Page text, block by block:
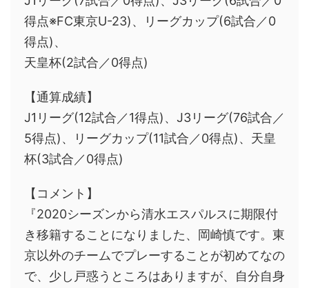
得点※FC東京U-23)、リーグカップ(6試合／0
得点)、
天皇杯(2試合／0得点)
【通算成績】
J1リーグ(12試合／1得点)、J3リーグ(76試合／
5得点)、リーグカップ(11試合／0得点)、天皇
杯(3試合／0得点)
【コメント】
『2020シーズンから清水エスパルスに期限付
き移籍することになりました、岡崎慎です。東
京以外のチームでプレーすることが初めてなの
で、少し戸惑うところはありますが、自分自身